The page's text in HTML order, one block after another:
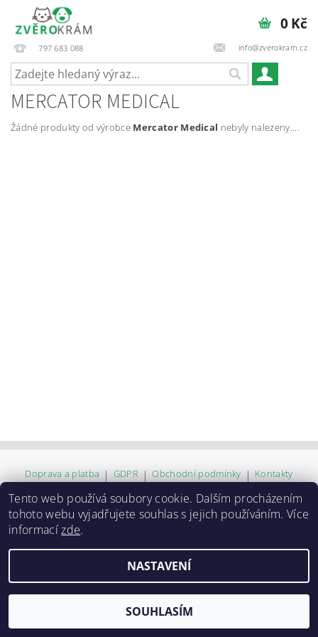
797 683 088 info@zverokram.cz
0 Kč
MERCATOR MEDICAL
Žádné produkty od výrobce Mercator Medical nebyly nalezeny....
Doprava a platba | GDPR | Obchodní podmínky | Kontakty
2026 © ZVĚROKRÁM , všechna práva vyhrazena
Vytvořil Shoptet
Tento web používá soubory cookie. Dalším procházením
tohoto webu vyjadřujete souhlas s jejich používáním. Více
informacízde.
NASTAVENÍ
SOUHLASÍM